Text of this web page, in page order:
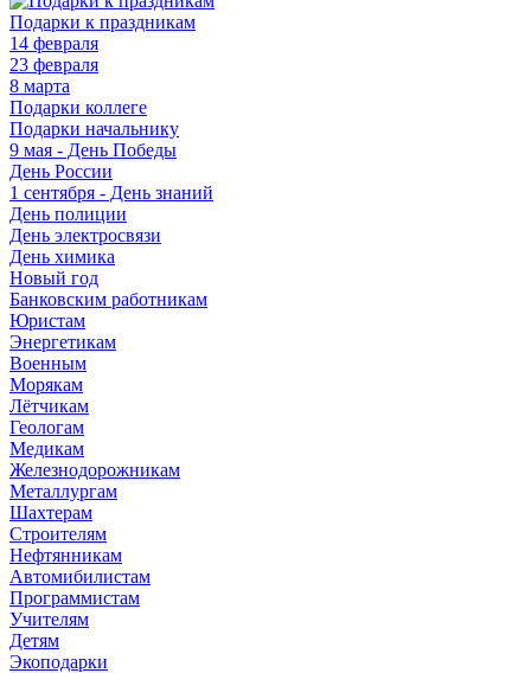
Подарки к праздникам
14 февраля
23 февраля
8 марта
Подарки коллеге
Подарки начальнику
9 мая - День Победы
День России
1 сентября - День знаний
День полиции
День электросвязи
День химика
Новый год
Банковским работникам
Юристам
Энергетикам
Военным
Морякам
Лётчикам
Геологам
Медикам
Железнодорожникам
Металлургам
Шахтерам
Строителям
Нефтянникам
Автомибилистам
Программистам
Учителям
Детям
Экоподарки